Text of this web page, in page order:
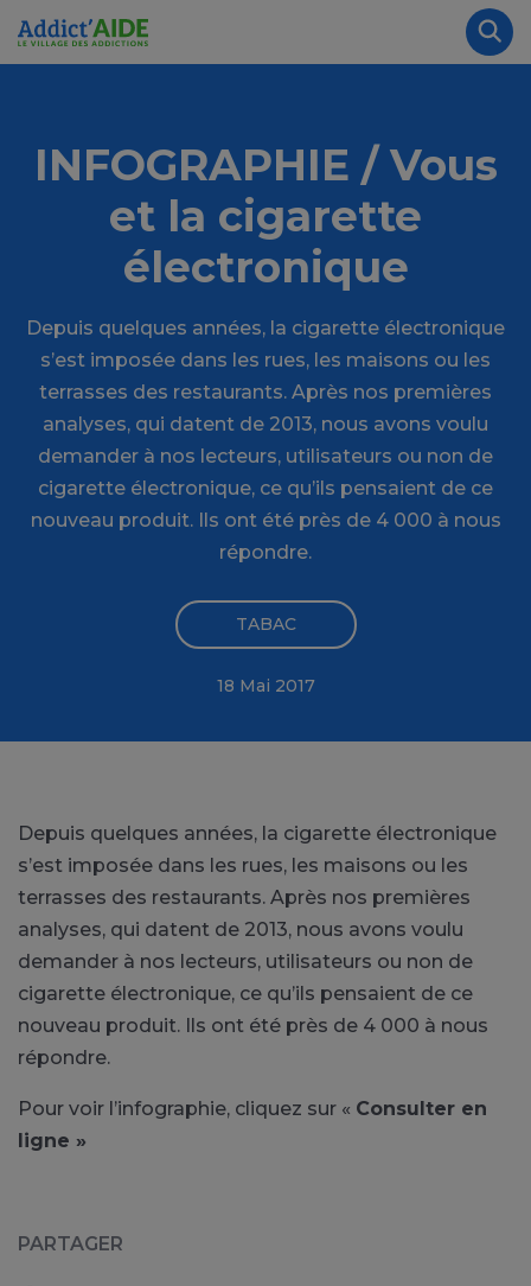
Aller au contenu principal
INFOGRAPHIE / Vous
et la cigarette
électronique
Depuis quelques années, la cigarette électronique
s’est imposée dans les rues, les maisons ou les
terrasses des restaurants. Après nos premières
analyses, qui datent de 2013, nous avons voulu
demander à nos lecteurs, utilisateurs ou non de
cigarette électronique, ce qu’ils pensaient de ce
nouveau produit. Ils ont été près de 4 000 à nous
répondre.
TABAC
18 Mai 2017
Depuis quelques années, la cigarette électronique
s’est imposée dans les rues, les maisons ou les
terrasses des restaurants. Après nos premières
analyses, qui datent de 2013, nous avons voulu
demander à nos lecteurs, utilisateurs ou non de
cigarette électronique, ce qu’ils pensaient de ce
nouveau produit. Ils ont été près de 4 000 à nous
répondre.
Pour voir l’infographie, cliquez sur « Consulter en
ligne »
PARTAGER
Panneau de gestion des cookies